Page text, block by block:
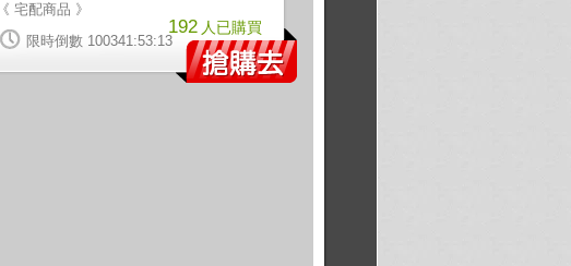
192 人已購買
《 宅配商品 》
限時倒數 100341:53:12